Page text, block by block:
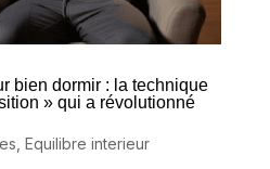
bien dormir : la technique
» qui a révolutionné
Equilibre interieur